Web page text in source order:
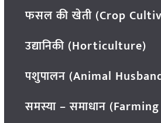
फसल की खेती (Crop
उद्यानिकी (Horticulture)
पशुपालन (Animal
समस्या – समाधान